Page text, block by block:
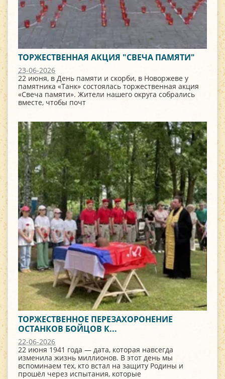
ТОРЖЕСТВЕННАЯ АКЦИЯ "СВЕЧА ПАМЯТИ"
23-06-2026
22 июня, в День памяти и скорби, в Новоржеве у
памятника «Танк» состоялась торжественная акция
«Свеча памяти». Жители нашего округа собрались
вместе, чтобы почт
ТОРЖЕСТВЕННОЕ ПЕРЕЗАХОРОНЕНИЕ
ОСТАНКОВ БОЙЦОВ К...
22-06-2026
22 июня 1941 года — дата, которая навсегда
изменила жизнь миллионов. В этот день мы
вспоминаем тех, кто встал на защиту Родины и
прошёл через испытания, которые